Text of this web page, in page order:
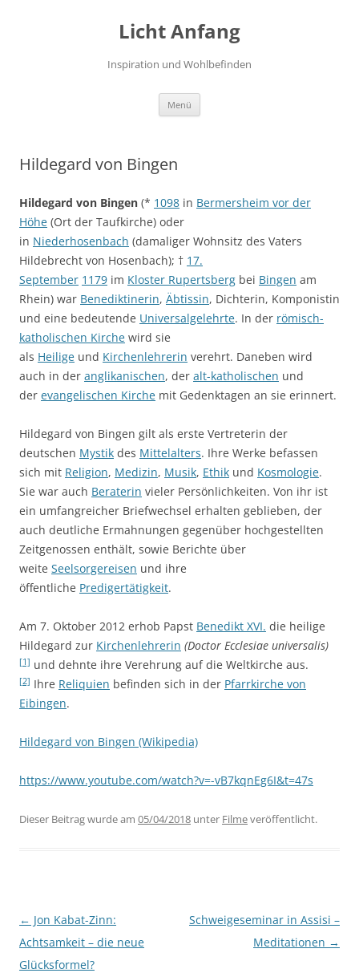
Licht Anfang
Inspiration und Wohlbefinden
Menü
Hildegard von Bingen
Hildegard von Bingen (* 1098 in Bermersheim vor der
Höhe (Ort der Taufkirche) oder
in Niederhosenbach (damaliger Wohnsitz des Vaters
Hildebrecht von Hosenbach); † 17.
September 1179 im Kloster Rupertsberg bei Bingen am
Rhein) war Benediktinerin, Äbtissin, Dichterin, Komponistin
und eine bedeutende Universalgelehrte. In der römisch-
katholischen Kirche wird sie
als Heilige und Kirchenlehrerin verehrt. Daneben wird
auch in der anglikanischen, der alt-katholischen und
der evangelischen Kirche mit Gedenktagen an sie erinnert.
Hildegard von Bingen gilt als erste Vertreterin der
deutschen Mystik des Mittelalters. Ihre Werke befassen
sich mit Religion, Medizin, Musik, Ethik und Kosmologie.
Sie war auch Beraterin vieler Persönlichkeiten. Von ihr ist
ein umfangreicher Briefwechsel erhalten geblieben, der
auch deutliche Ermahnungen gegenüber hochgestellten
Zeitgenossen enthält, sowie Berichte über
weite Seelsorgereisen und ihre
öffentliche Predigertätigkeit.
Am 7. Oktober 2012 erhob Papst Benedikt XVI. die heilige
Hildegard zur Kirchenlehrerin (Doctor Ecclesiae universalis)
[1] und dehnte ihre Verehrung auf die Weltkirche aus.
[2] Ihre Reliquien befinden sich in der Pfarrkirche von
Eibingen.
Hildegard von Bingen (Wikipedia)
https://www.youtube.com/watch?v=-vB7kqnEg6I&t=47s
Dieser Beitrag wurde am 05/04/2018 unter Filmeveröffentlicht.
Beitragsnavigation
← Jon Kabat-Zinn:
Achtsamkeit – die neue
Glücksformel?
Schweigeseminar in Assisi –
Meditationen →